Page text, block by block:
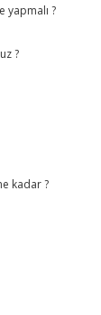
yapmalı ?
?
kadar ?